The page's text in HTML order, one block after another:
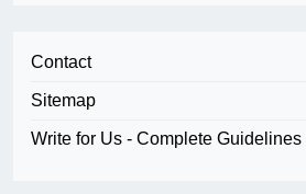
Contact
Sitemap
Write for Us - Complete Guidelines